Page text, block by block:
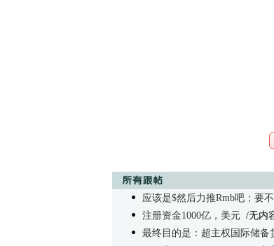
应该是$然后力推Rmb吧；要
注册资金1000亿，美元 /无内
最终目的是：超主权国际储备